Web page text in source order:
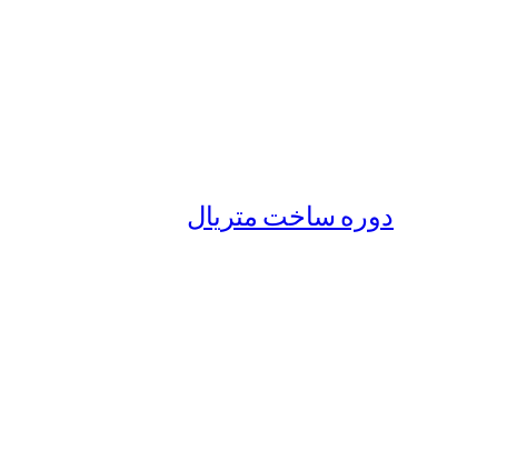
دوره ساخت متریال